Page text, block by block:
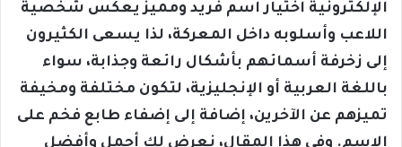
الإلكترونية اختيار اسم فريد ومميز يعكس شخصية
اللاعب وأسلوبه داخل المعركة، لذا يسعى الكثيرون
إلى زخرفة أسمائهم بأشكال رائعة وجذابة، سواء
باللغة العربية أو الإنجليزية، لتكون مختلفة ومخيفة
تميزهم عن الآخرين، إضافة إلى إضفاء طابع فخم على
الاسم. وفي هذا المقال، نعرض لك أجمل وأفضل